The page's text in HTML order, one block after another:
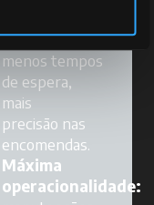
produtos:
menos tempos
de espera,
mais
precisão nas
encomendas.
Máxima
operacionalidade: